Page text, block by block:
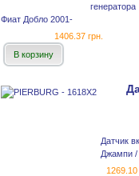
Фиат Добло 2001-
1406.37 грн.
В корзину
Датчик
Джампи /
1269.10